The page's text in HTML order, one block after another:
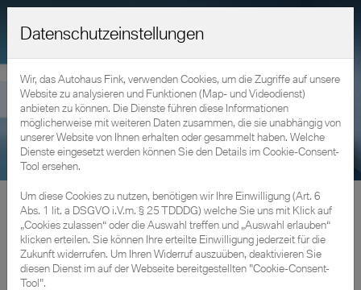
Fahrzeuge » Gebraucht- & Vorführwagen
Freude am Fahren erleben mit unseren BMW
Neuwagen.
Datenschutzeinstellungen
Wir, das Autohaus Fink, verwenden Cookies, um die Zugriffe auf unsere
Website zu analysieren und Funktionen (Map- und Videodienst)
anbieten zu können. Die Dienste führen diese Informationen
möglicherweise mit weiteren Daten zusammen, die sie unabhängig von
unserer Website von Ihnen erhalten oder gesammelt haben. Welche
Dienste eingesetzt werden können Sie den Details im Cookie-Consent-
Tool ersehen.
Um diese Cookies zu nutzen, benötigen wir Ihre Einwilligung (Art. 6
Abs. 1 lit. a DSGVO i.V.m. § 25 TDDDG) welche Sie uns mit Klick auf
„Cookies zulassen“ oder die Auswahl treffen und „Auswahl erlauben“
klicken erteilen. Sie können Ihre erteilte Einwilligung jederzeit für die
Zukunft widerrufen. Um Ihren Widerruf auszuüben, deaktivieren Sie
diesen Dienst im auf der Webseite bereitgestellten "Cookie-Consent-
Tool".